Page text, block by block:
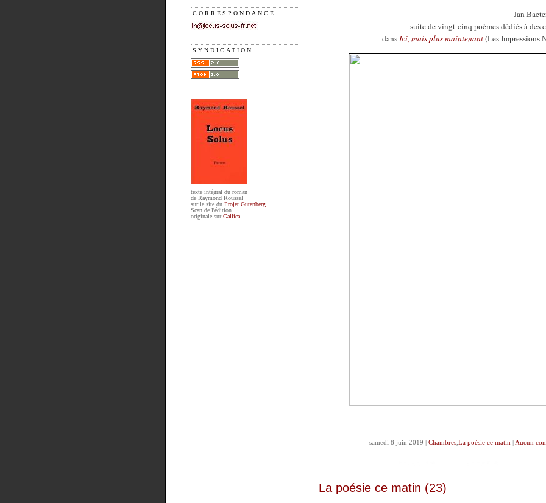
CORRESPONDANCE
SYNDICATION
texte intégral du roman
de Raymond Roussel
sur le site du Projet Gutenberg.
Scan de l'édition
originale surGallica.
Jan
suite de vingt-cinq poèmes dédiés à des
dansIci, mais plus maintenant(Les Impressions
samedi 8 juin 2019 | Chambres,La poésie ce matin Aucun
La poésie ce matin (23)